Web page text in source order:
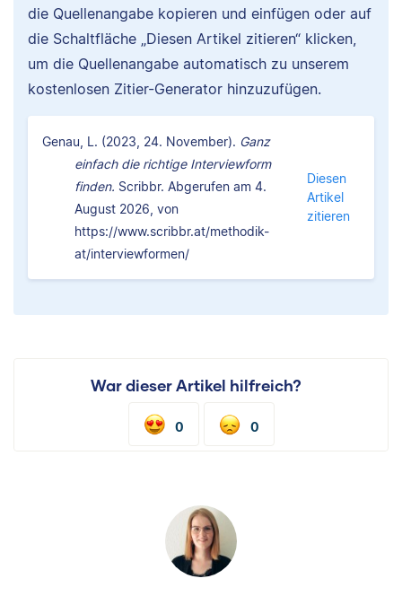
die Quellenangabe kopieren und einfügen oder auf
die Schaltfläche „Diesen Artikel zitieren“ klicken,
um die Quellenangabe automatisch zu unserem
kostenlosen Zitier-Generator hinzuzufügen.
Genau, L. (2023, 24. November). Ganz
einfach die richtige Interviewform
finden. Scribbr. Abgerufen am 4.
August 2026, von
https://www.scribbr.at/methodik-
at/interviewformen/
Diesen
Artikel
zitieren
War dieser Artikel hilfreich?
0 0